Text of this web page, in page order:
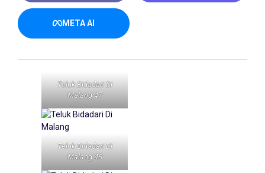
META AI
Teluk Bidadari Di
Malang 47
Teluk Bidadari Di
Malang 48